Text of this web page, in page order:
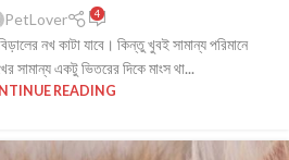
PetLover 4
নখ কাটা যাবে। কিন্তু খুবই সামান্য পরিমানে
সামান্য একটু ভিতরের দিকে মাংস থা...
READING